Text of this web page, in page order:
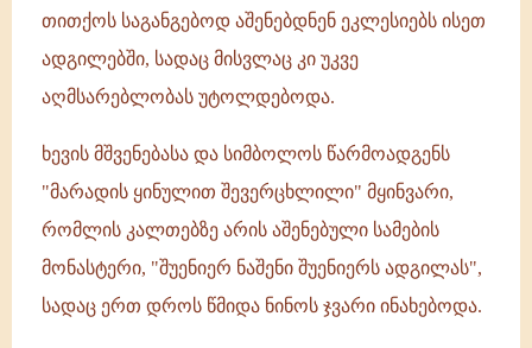
თითქოს საგანგებოდ აშენებდნენ ეკლესიებს ისეთ
ადგილებში, სადაც მისვლაც კი უკვე
აღმსარებლობას უტოლდებოდა.
ხევის მშვენებასა და სიმბოლოს წარმოადგენს
"მარადის ყინულით შევერცხლილი" მყინვარი,
რომლის კალთებზე არის აშენებული სამების
მონასტერი, "შუენიერ ნაშენი შუენიერს ადგილას",
სადაც ერთ დროს წმიდა ნინოს ჯვარი ინახებოდა.